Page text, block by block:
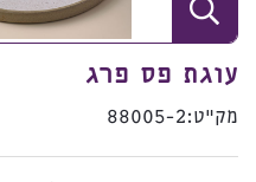
עוגת פס פרג
מק”ט:88005-2